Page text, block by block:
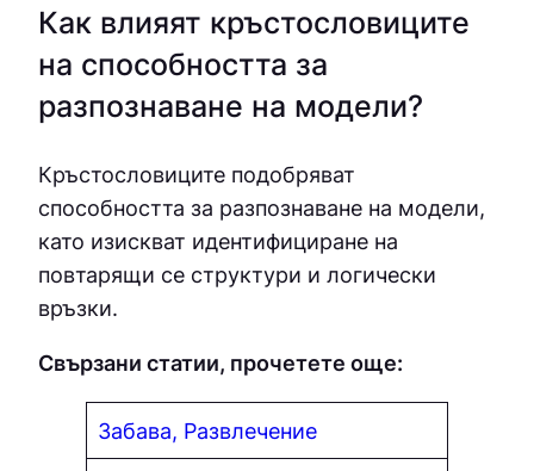
Как влияят кръстословиците
на способността за
разпознаване на модели?
Кръстословиците подобряват
способността за разпознаване на модели,
като изискват идентифициране на
повтарящи се структури и логически
връзки.
Свързани статии, прочетете още:
Забава, Развлечение